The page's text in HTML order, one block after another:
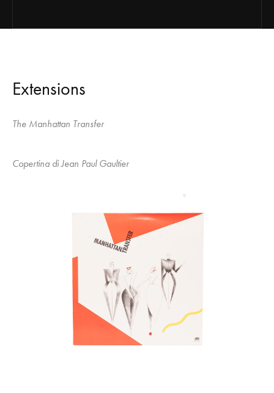
Extensions
The Manhattan Transfer
Copertina di Jean Paul Gaultier